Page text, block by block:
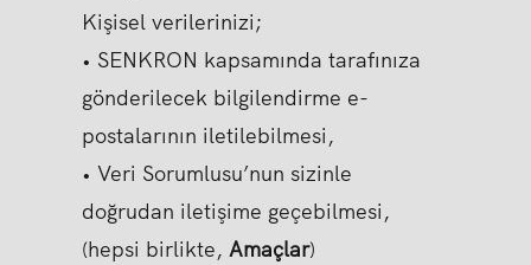
Kişisel verilerinizi;
• SENKRON kapsamında tarafınıza
gönderilecek bilgilendirme e-
postalarının iletilebilmesi,
• Veri Sorumlusu’nun sizinle
doğrudan iletişime geçebilmesi,
(hepsi birlikte, Amaçlar)